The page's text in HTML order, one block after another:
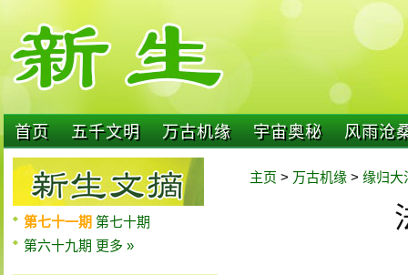
首页 五千文明 万古机缘 宇宙奥秘 风雨沧
第七十一期 第七十期
第六十九期 更多 »
主页 > 万古机缘 > 缘归大